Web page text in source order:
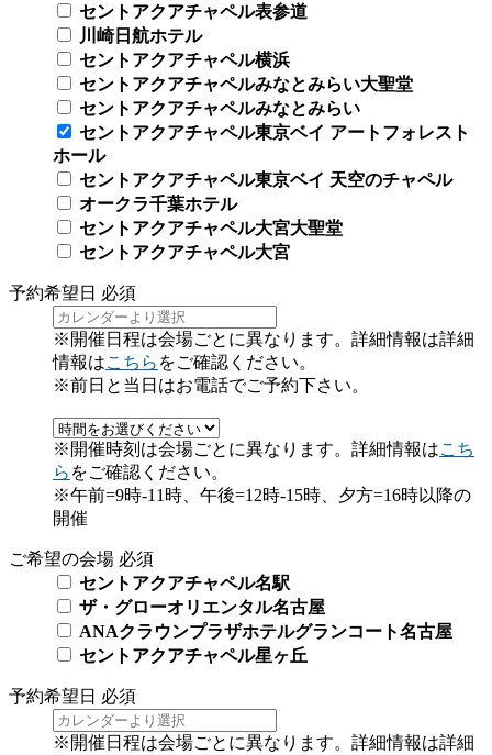
セントアクアチャペル表参道
川崎日航ホテル
セントアクアチャペル横浜
セントアクアチャペルみなとみらい大聖堂
セントアクアチャペルみなとみらい
セントアクアチャペル東京ベイ アートフォレスト
ホール
セントアクアチャペル東京ベイ 天空のチャペル
オークラ千葉ホテル
セントアクアチャペル大宮大聖堂
セントアクアチャペル大宮
予約希望日 必須
※開催日程は会場ごとに異なります。詳細情報は詳細
情報はこちら をご確認ください。
※前日と当日はお電話でご予約下さい。
※開催時刻は会場ごとに異なります。詳細情報はこち
ら をご確認ください。
※午前=9時-11時、午後=12時-15時、夕方=16時以降の
開催
ご希望の会場 必須
セントアクアチャペル名駅
ザ・グローオリエンタル名古屋
ANAクラウンプラザホテルグランコート名古屋
セントアクアチャペル星ヶ丘
予約希望日 必須
※開催日程は会場ごとに異なります。詳細情報は詳細